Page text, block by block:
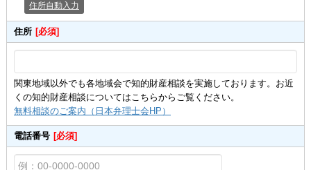
住所自動入力
住所 [必須]
関東地域以外でも各地域会で知的財産相談を実施しております。お近
くの知的財産相談についてはこちらからご覧ください。
無料相談のご案内（日本弁理士会HP）
電話番号 [必須]